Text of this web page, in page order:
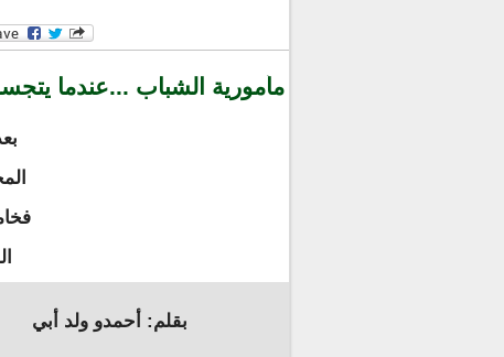
مأمورية الشباب ...عندما يتجسد
بقلم: أحمدو ولد أبي